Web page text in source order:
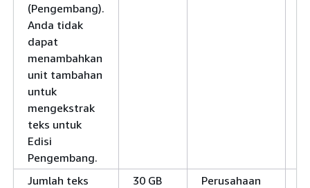
(Pengembang).
Anda tidak
dapat
menambahkan
unit tambahan
untuk
mengekstrak
teks untuk
Edisi
Pengembang.
Jumlah teks
30 GB
Perusahaan